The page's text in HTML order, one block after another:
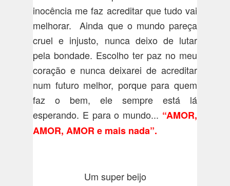
inocência me faz acreditar que tudo vai
melhorar. Ainda que o mundo pareça
cruel e injusto, nunca deixo de lutar
pela bondade. Escolho ter paz no meu
coração e nunca deixarei de acreditar
num futuro melhor, porque para quem
faz o bem, ele sempre está lá
esperando. E para o mundo... “AMOR,
AMOR, AMOR e mais nada”.
Um super beijo